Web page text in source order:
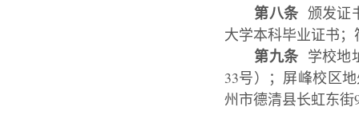
第八条 颁发证
大学本科毕业证书
第九条 学校地
33号）；屏峰校区
州市德清县长虹东